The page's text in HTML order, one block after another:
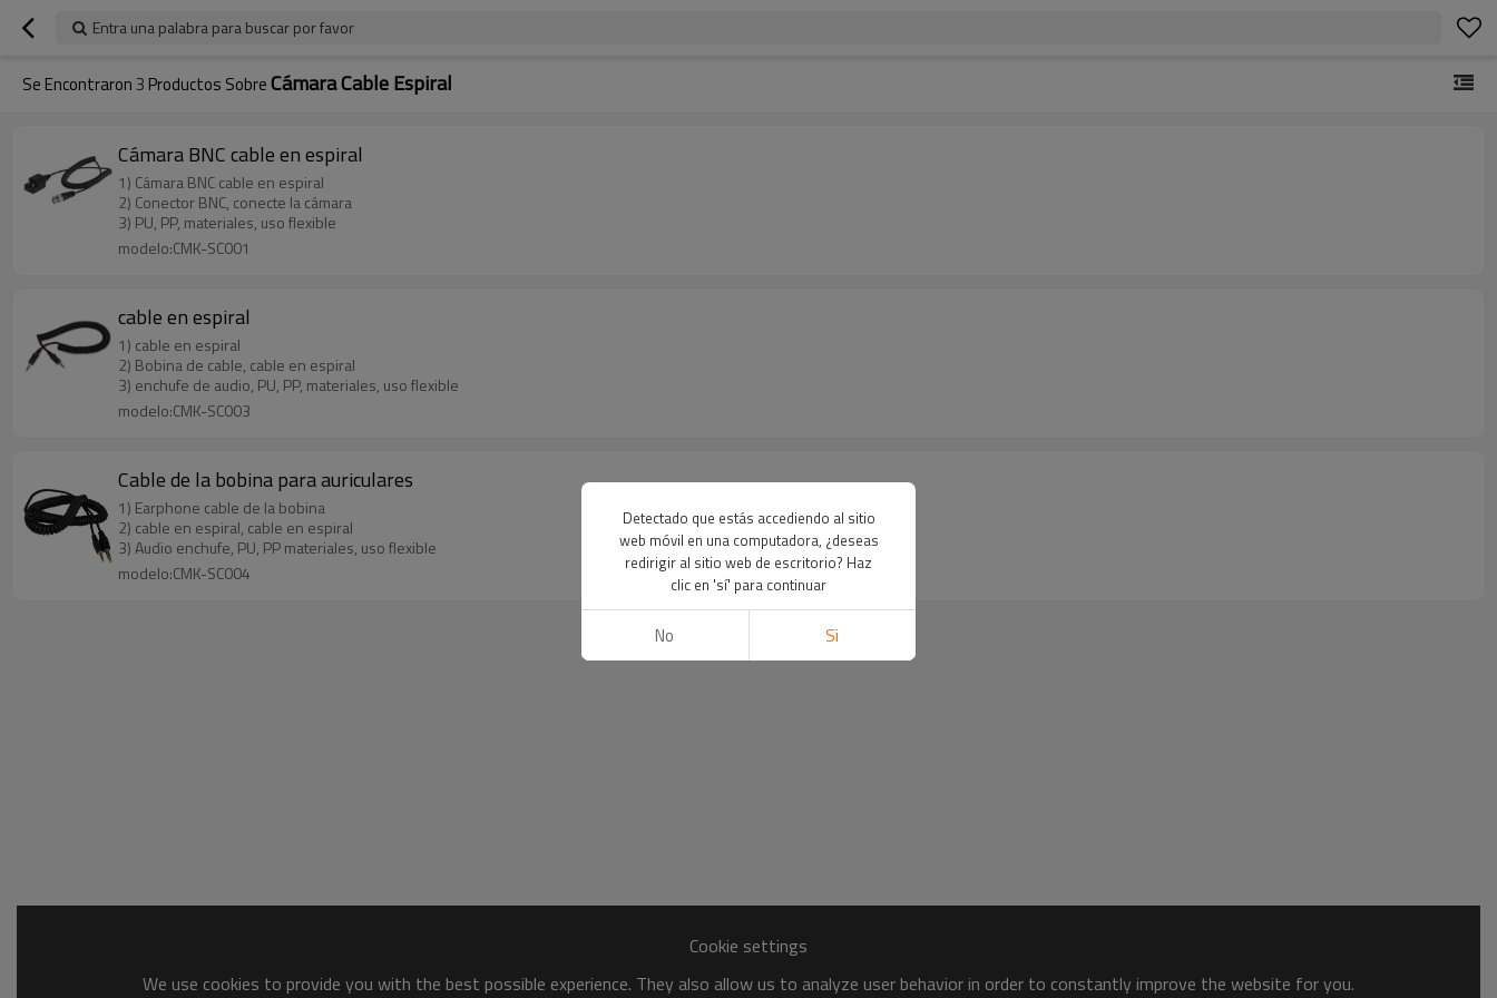
Entra una palabra para buscar por favor
Se Encontraron3 Productos SobreCámara Cable Espiral
Cámara BNC cable en espiral
1) Cámara BNC cable en espiral
2) Conector BNC, conecte la cámara
3) PU, PP, materiales, uso flexible
modelo:CMK-SC001
cable en espiral
1) cable en espiral
2) Bobina de cable, cable en espiral
3) enchufe de audio, PU, PP, materiales, uso flexible
modelo:CMK-SC003
Cable de la bobina para auriculares
1) Earphone cable de la bobina
2) cable en espiral, cable en espiral
3) Audio enchufe, PU, ​​PP materiales, uso flexible
modelo:CMK-SC004
Cookie settings
We use cookies to provide you with the best possible experience. They also allow us to analyze user behavior in order to constantly improve the website for you.
Detectado que estás accediendo al sitio
web móvil en una computadora, ¿deseas
redirigir al sitio web de escritorio? Haz
clic en 'sí' para continuar
No Si